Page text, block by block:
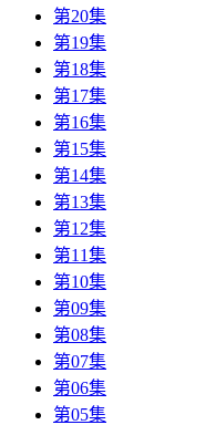
第20集
第19集
第18集
第17集
第16集
第15集
第14集
第13集
第12集
第11集
第10集
第09集
第08集
第07集
第06集
第05集